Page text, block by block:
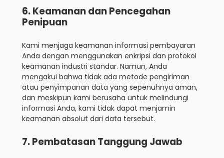
6. Keamanan dan Pencegahan
Penipuan
Kami menjaga keamanan informasi pembayaran
Anda dengan menggunakan enkripsi dan protokol
keamanan industri standar. Namun, Anda
mengakui bahwa tidak ada metode pengiriman
atau penyimpanan data yang sepenuhnya aman,
dan meskipun kami berusaha untuk melindungi
informasi Anda, kami tidak dapat menjamin
keamanan absolut dari data tersebut.
7. Pembatasan Tanggung Jawab